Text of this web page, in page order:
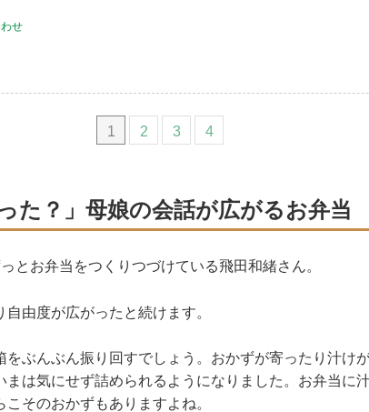
せ
1 2 3 4
た？」母娘の会話が広がるお弁当
とお弁当をつくりつづけている飛田和緒さん。
由度が広がったと続けます。
をぶんぶん振り回すでしょう。おかずが寄ったり汁け
まは気にせず詰められるようになりました。お弁当に
そのおかずもありますよね。